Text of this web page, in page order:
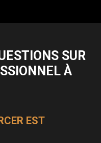
SUR
À
EST